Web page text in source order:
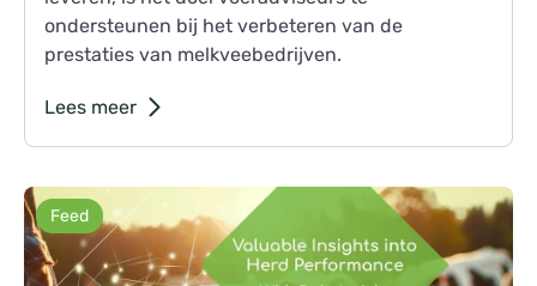
ondersteunen bij het verbeteren van de
prestaties van melkveebedrijven.
Lees meer
Feed